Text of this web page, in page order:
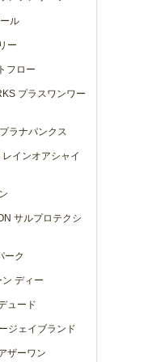
ル
ー
フロー
プラスワンワー
ラナパンクス
インオアシャイ
サルプロテクシ
ーク
ディー
ュード
ジェイブランド
ザーワン